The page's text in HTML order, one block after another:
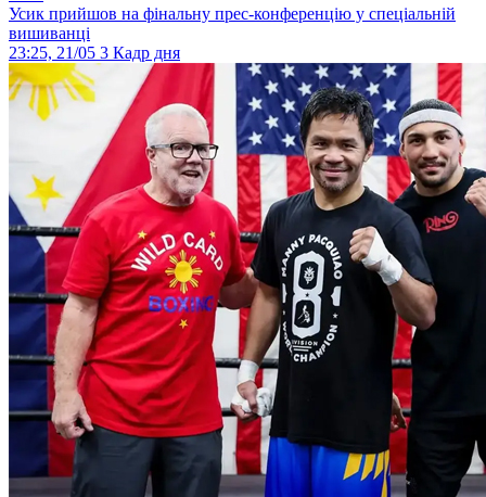
Усик прийшов на фінальну прес-конференцію у спеціальній
вишиванці
23:25, 21/05 3 Кадр дня